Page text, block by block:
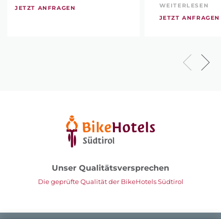
JETZT ANFRAGEN
WEITERLESEN
JETZT ANFRAGEN
Unser Qualitätsversprechen
Die geprüfte Qualität der BikeHotels Südtirol